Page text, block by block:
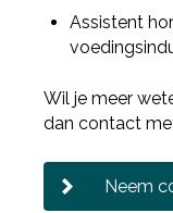
Assistent
Wil je meer
dan contact
Neem